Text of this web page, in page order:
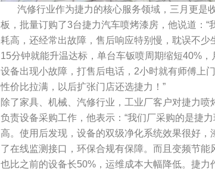
汽修行业作为捷力的核心服务领域，三月更是
板，批量订购了3台捷力汽车喷烤漆房，他说道：
耗高，还经常出故障，售后响应特别慢，耽误不
15分钟就能升温达标，单台车钣喷周期缩短40%
设备出现小故障，打售后电话，2小时就有师傅上
性价比拉满，以后扩张门店还选捷力！”
除了家具、机械、汽修行业，工业厂客户对捷力
负责设备采购工作，他表示：“我们厂采购的是捷
高。使用后发现，设备的双级净化系统效果很好
了在线监测接口，环保合规有保障。而且变频节
也比之前的设备长50%，运维成本大幅降低。捷